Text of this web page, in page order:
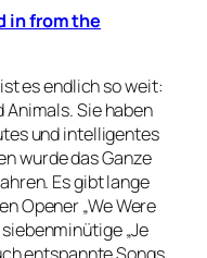
in from the
es endlich so weit:
Animals. Sie haben
und intelligentes
wurde das Ganze
Es gibt lange
Opener „We Were
„Je